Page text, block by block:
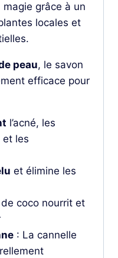
grâce à un
locales et
peau, le savon
efficace pour
l’acné, les
et les
et élimine les
de coco nourrit et
: La cannelle